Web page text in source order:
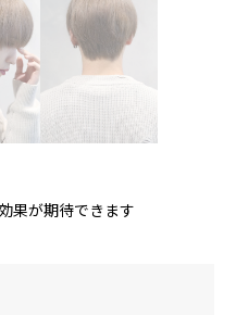
果が期待できます